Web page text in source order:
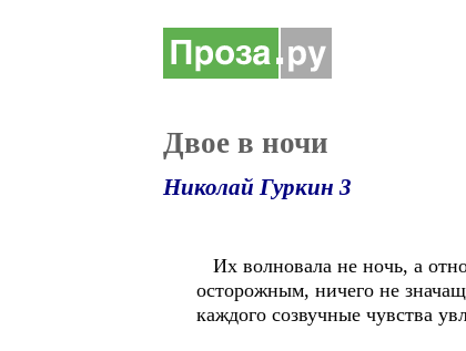
Двое в ночи
Николай Гуркин 3
Их волновала не ночь, а
осторожным, ничего не
каждого созвучные чувства